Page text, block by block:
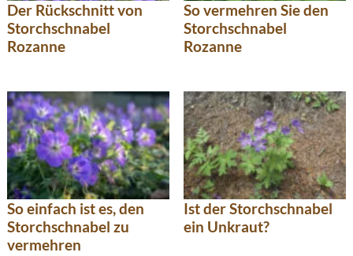
Der Rückschnitt von
Storchschnabel
Rozanne
So vermehren Sie den
Storchschnabel
Rozanne
So einfach ist es, den
Storchschnabel zu
vermehren
Ist der Storchschnabel
ein Unkraut?